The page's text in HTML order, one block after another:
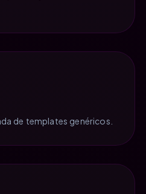
de templates genéricos.